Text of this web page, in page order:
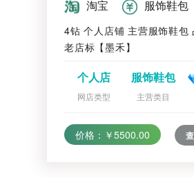
淘宝 服饰鞋包
4钻 个人店铺 主营服饰鞋包
老店标【墨禾】
个人店
网店类型
服饰鞋包
主营类目
价格：￥5500.00